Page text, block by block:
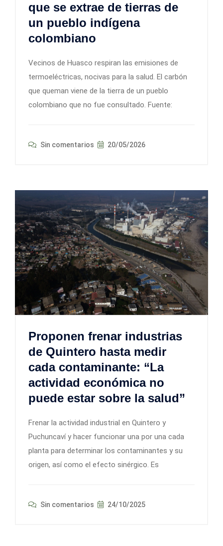
que se extrae de tierras de
un pueblo indígena
colombiano
Vecinos de Huasco respiran las emisiones de
termoeléctricas, nocivas para la salud. El carbón
que queman viene de la tierra de un pueblo
colombiano que no fue consultado. Fuente:
Sin comentarios 20/05/2026
Proponen frenar industrias
de Quintero hasta medir
cada contaminante: “La
actividad económica no
puede estar sobre la salud”
Frenar la actividad industrial en Quintero y
Puchuncaví y hacer funcionar una por una cada
planta para determinar los contaminantes y su
origen, así como el efecto sinérgico. Es
Sin comentarios 24/10/2025